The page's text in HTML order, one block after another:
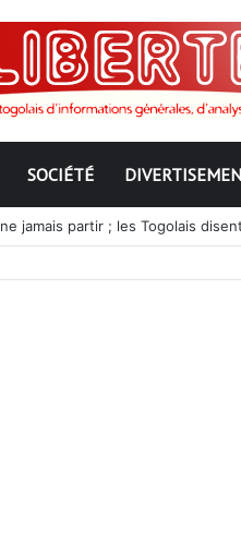
SOCIÉTÉ
jamais partir ; les Togolais